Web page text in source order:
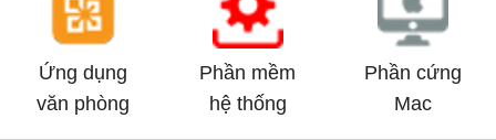
Ứng dụng
văn phòng
Phần mềm
hệ thống
Phần cứng
Mac